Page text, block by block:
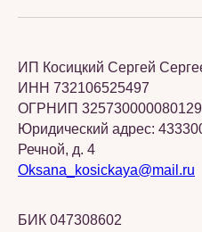
ИП Косицкий Сергей
ИНН 732106525497
ОГРНИП 325730000080129
Юридический адрес:
Речной, д. 4
Oksana_kosickaya@mail.ru
БИК 047308602